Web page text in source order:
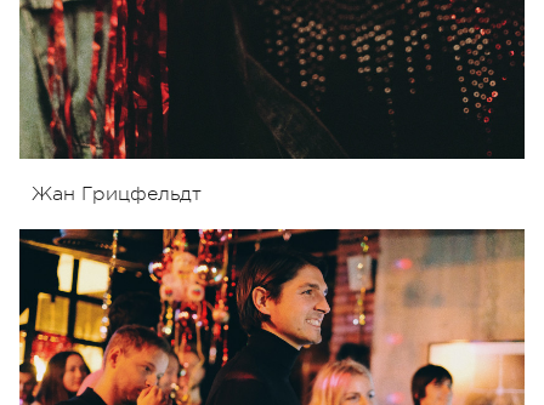
Жан Грицфельдт